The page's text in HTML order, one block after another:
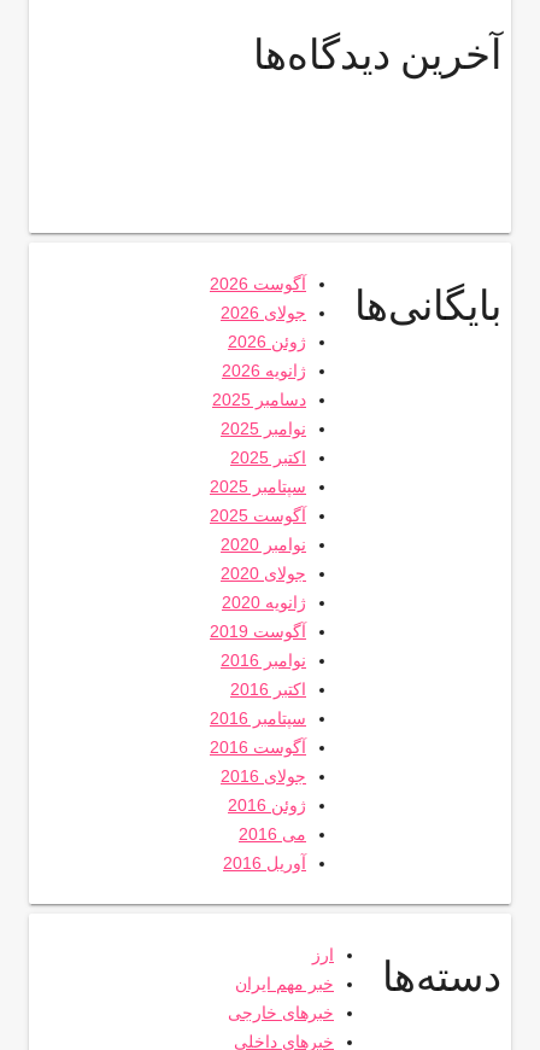
آخرین دیدگاه‌ها
بایگانی‌ها
آگوست 2026
جولای 2026
ژوئن 2026
ژانویه 2026
دسامبر 2025
نوامبر 2025
اکتبر 2025
سپتامبر 2025
آگوست 2025
نوامبر 2020
جولای 2020
ژانویه 2020
آگوست 2019
نوامبر 2016
اکتبر 2016
سپتامبر 2016
آگوست 2016
جولای 2016
ژوئن 2016
می 2016
آوریل 2016
دسته‌ها
ارز
خبر مهم ایران
خبرهای خارجی
خبرهای داخلی